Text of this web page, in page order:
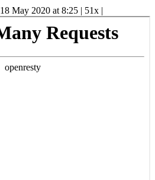
18 May 2020 at 8:25 | 51x |